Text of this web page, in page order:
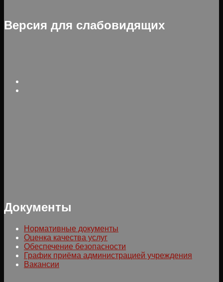
Версия для слабовидящих
Документы
Нормативные документы
Оценка качества услуг
Обеспечение безопасности
График приёма администрацией учреждения
Вакансии